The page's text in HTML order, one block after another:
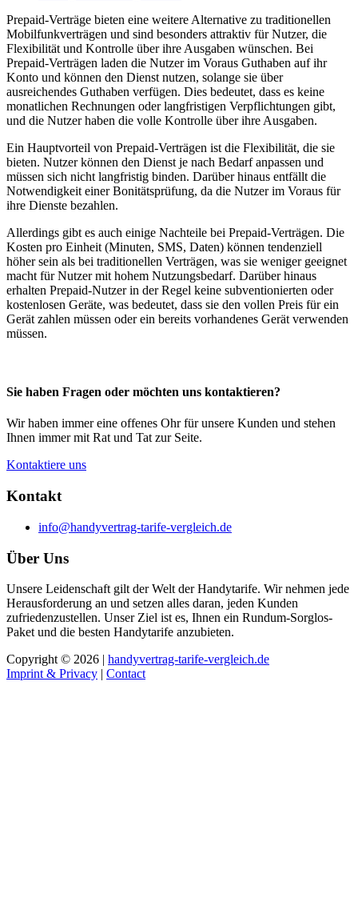
Prepaid-Verträge bieten eine weitere Alternative zu traditionellen
Mobilfunkverträgen und sind besonders attraktiv für Nutzer, die
Flexibilität und Kontrolle über ihre Ausgaben wünschen. Bei
Prepaid-Verträgen laden die Nutzer im Voraus Guthaben auf ihr
Konto und können den Dienst nutzen, solange sie über
ausreichendes Guthaben verfügen. Dies bedeutet, dass es keine
monatlichen Rechnungen oder langfristigen Verpflichtungen gibt,
und die Nutzer haben die volle Kontrolle über ihre Ausgaben.
Ein Hauptvorteil von Prepaid-Verträgen ist die Flexibilität, die sie
bieten. Nutzer können den Dienst je nach Bedarf anpassen und
müssen sich nicht langfristig binden. Darüber hinaus entfällt die
Notwendigkeit einer Bonitätsprüfung, da die Nutzer im Voraus für
ihre Dienste bezahlen.
Allerdings gibt es auch einige Nachteile bei Prepaid-Verträgen. Die
Kosten pro Einheit (Minuten, SMS, Daten) können tendenziell
höher sein als bei traditionellen Verträgen, was sie weniger geeignet
macht für Nutzer mit hohem Nutzungsbedarf. Darüber hinaus
erhalten Prepaid-Nutzer in der Regel keine subventionierten oder
kostenlosen Geräte, was bedeutet, dass sie den vollen Preis für ein
Gerät zahlen müssen oder ein bereits vorhandenes Gerät verwenden
müssen.
Sie haben Fragen oder möchten uns kontaktieren?
Wir haben immer eine offenes Ohr für unsere Kunden und stehen
Ihnen immer mit Rat und Tat zur Seite.
Kontaktiere uns
Kontakt
info@handyvertrag-tarife-vergleich.de
Über Uns
Unsere Leidenschaft gilt der Welt der Handytarife. Wir nehmen jede
Herausforderung an und setzen alles daran, jeden Kunden
zufriedenzustellen. Unser Ziel ist es, Ihnen ein Rundum-Sorglos-
Paket und die besten Handytarife anzubieten.
Copyright © 2026 | handyvertrag-tarife-vergleich.de
Imprint & Privacy | Contact